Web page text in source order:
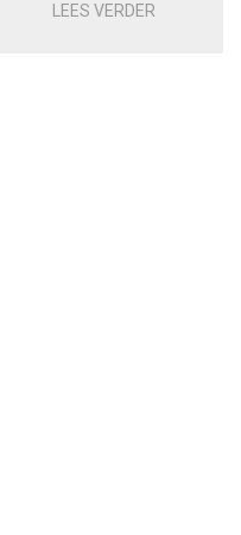
LEES VERDER